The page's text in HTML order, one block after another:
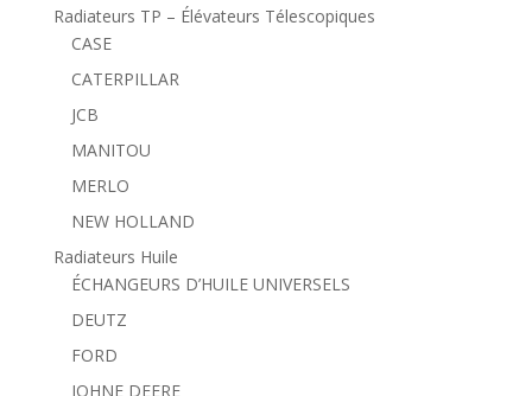
Radiateurs TP – Élévateurs Télescopiques
CASE
CATERPILLAR
JCB
MANITOU
MERLO
NEW HOLLAND
Radiateurs Huile
ÉCHANGEURS D’HUILE UNIVERSELS
DEUTZ
FORD
JOHNE DEERE